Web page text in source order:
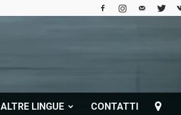
ALTRE LINGUE CONTATTI